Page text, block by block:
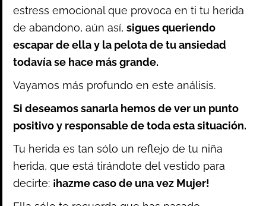
estress emocional que provoca en ti tu herida
de abandono, aún así, sigues queriendo
escapar de ella y la pelota de tu ansiedad
todavía se hace más grande.
Vayamos más profundo en este análisis.
Si deseamos sanarla hemos de ver un punto
positivo y responsable de toda esta situación.
Tu herida es tan sólo un reflejo de tu niña
herida, que está tirándote del vestido para
decirte: ¡hazme caso de una vez Mujer!